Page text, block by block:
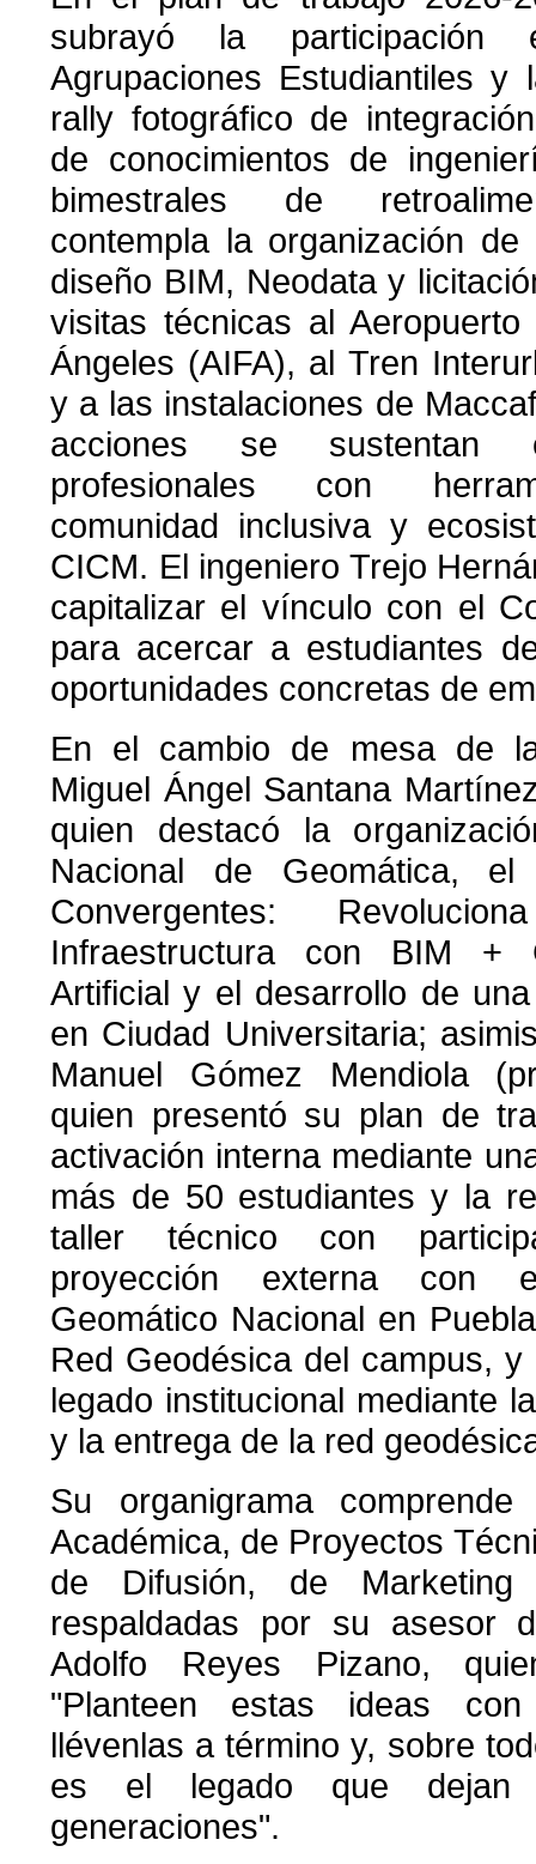
subrayó la
Agrupaciones Estudiantiles y
rally fotográfico de
de conocimientos de
bimestrales de
contempla la organización
diseño BIM, Neodata y
visitas técnicas al Aeropuerto
Ángeles (AIFA), al Tren
y a las instalaciones de
acciones se sustentan
profesionales con
comunidad inclusiva y
CICM. El ingeniero Trejo
capitalizar el vínculo con el
para acercar a estudiantes
oportunidades concretas de
En el cambio de mesa de
Miguel Ángel Santana
quien destacó la
Nacional de Geomática, el
Convergentes:
Infraestructura con BIM +
Artificial y el desarrollo de
en Ciudad Universitaria;
Manuel Gómez Mendiola
quien presentó su plan de
activación interna mediante
más de 50 estudiantes y la
taller técnico con
proyección externa con
Geomático Nacional en
Red Geodésica del campus,
legado institucional mediante
y la entrega de la red
Su organigrama comprende
Académica, de Proyectos
de Difusión, de
respaldadas por su asesor
Adolfo Reyes Pizano,
"Planteen estas ideas
llévenlas a término y, sobre
es el legado que dejan
generaciones".